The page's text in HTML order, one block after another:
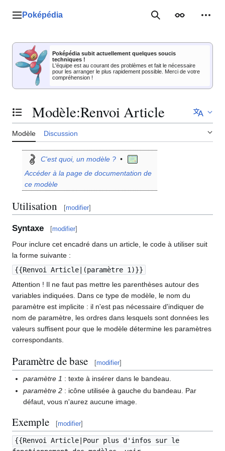
Menu principal
Poképédia RechercherApparence
Poképédia subit actuellement quelques soucis
techniques !
L'équipe est au courant des problèmes et fait le nécessaire
pour les arranger le plus rapidement possible. Merci de votre
compréhension !
Basculer la table des matières
Modèle:Renvoi Article
Modèle Discussion
C'est quoi, un modèle ? •
Accéder à la page de documentation de
ce modèle
Utilisation [modifier]
Syntaxe [modifier]
Pour inclure cet encadré dans un article, le code à utiliser suit
la forme suivante :
{{Renvoi Article|(paramètre 1)}}
Attention ! Il ne faut pas mettre les parenthèses autour des
variables indiquées. Dans ce type de modèle, le nom du
paramètre est implicite : il n'est pas nécessaire d'indiquer de
nom de paramètre, les ordres dans lesquels sont données les
valeurs suffisent pour que le modèle détermine les paramètres
correspondants.
Paramètre de base [modifier]
paramètre 1 : texte à insérer dans le bandeau.
paramètre 2 : icône utilisée à gauche du bandeau. Par
défaut, vous n'aurez aucune image.
Exemple [modifier]
{{Renvoi Article|Pour plus d'infos sur le